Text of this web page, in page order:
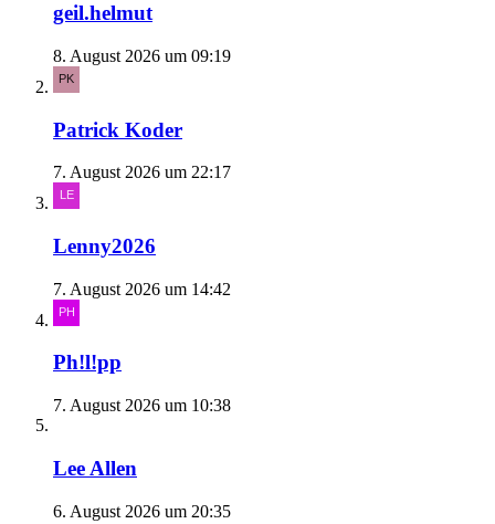
geil.helmut
8. August 2026 um 09:19
Patrick Koder
7. August 2026 um 22:17
Lenny2026
7. August 2026 um 14:42
Ph!l!pp
7. August 2026 um 10:38
Lee Allen
6. August 2026 um 20:35